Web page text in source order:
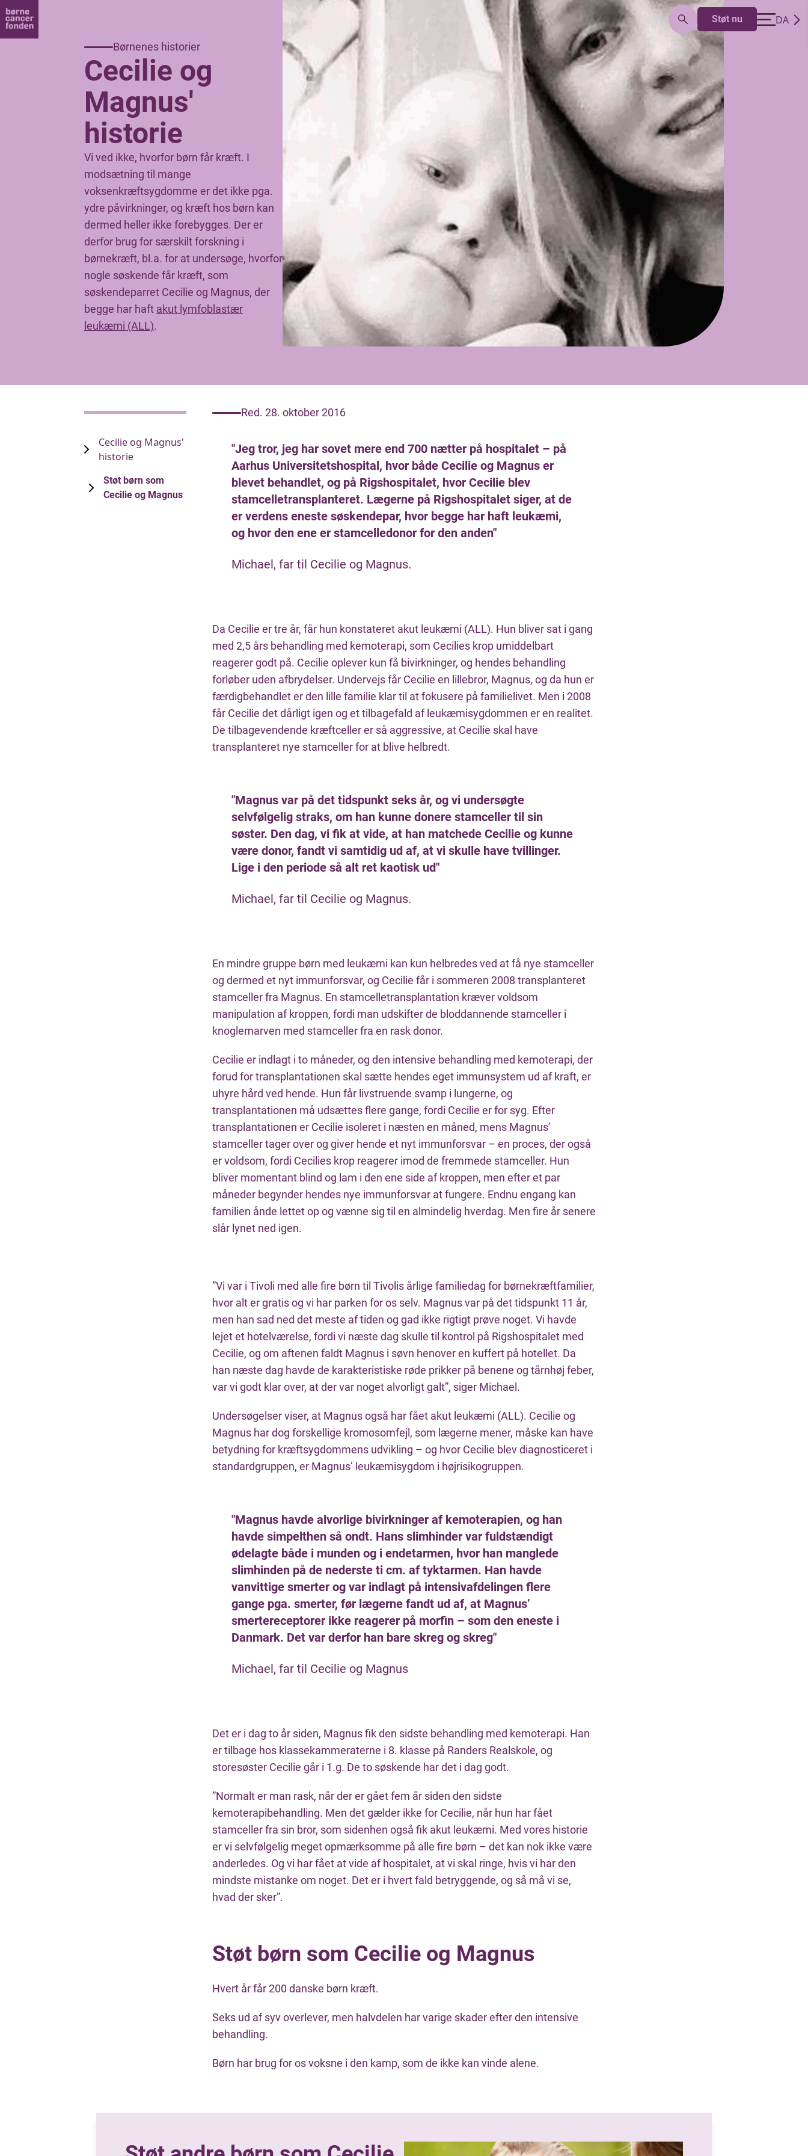
Støt nu
DA
Børnenes historier
Cecilie og
Magnus'
historie
Vi ved ikke, hvorfor børn får kræft. I
modsætning til mange
voksenkræftsygdomme er det ikke pga.
ydre påvirkninger, og kræft hos børn kan
dermed heller ikke forebygges. Der er
derfor brug for særskilt forskning i
børnekræft, bl.a. for at undersøge, hvorfor
nogle søskende får kræft, som
søskendeparret Cecilie og Magnus, der
begge har haft akut lymfoblastær
leukæmi (ALL).
Cecilie og Magnus'
historie
Støt børn som
Cecilie og Magnus
Red. 28. oktober 2016
"Jeg tror, jeg har sovet mere end 700 nætter på hospitalet – på
Aarhus Universitetshospital, hvor både Cecilie og Magnus er
blevet behandlet, og på Rigshospitalet, hvor Cecilie blev
stamcelletransplanteret. Lægerne på Rigshospitalet siger, at de
er verdens eneste søskendepar, hvor begge har haft leukæmi,
og hvor den ene er stamcelledonor for den anden"
Michael, far til Cecilie og Magnus.
Da Cecilie er tre år, får hun konstateret akut leukæmi (ALL). Hun bliver sat i gang
med 2,5 års behandling med kemoterapi, som Cecilies krop umiddelbart
reagerer godt på. Cecilie oplever kun få bivirkninger, og hendes behandling
forløber uden afbrydelser. Undervejs får Cecilie en lillebror, Magnus, og da hun er
færdigbehandlet er den lille familie klar til at fokusere på familielivet. Men i 2008
får Cecilie det dårligt igen og et tilbagefald af leukæmisygdommen er en realitet.
De tilbagevendende kræftceller er så aggressive, at Cecilie skal have
transplanteret nye stamceller for at blive helbredt.
"Magnus var på det tidspunkt seks år, og vi undersøgte
selvfølgelig straks, om han kunne donere stamceller til sin
søster. Den dag, vi fik at vide, at han matchede Cecilie og kunne
være donor, fandt vi samtidig ud af, at vi skulle have tvillinger.
Lige i den periode så alt ret kaotisk ud"
Michael, far til Cecilie og Magnus.
En mindre gruppe børn med leukæmi kan kun helbredes ved at få nye stamceller
og dermed et nyt immunforsvar, og Cecilie får i sommeren 2008 transplanteret
stamceller fra Magnus. En stamcelletransplantation kræver voldsom
manipulation af kroppen, fordi man udskifter de bloddannende stamceller i
knoglemarven med stamceller fra en rask donor.
Cecilie er indlagt i to måneder, og den intensive behandling med kemoterapi, der
forud for transplantationen skal sætte hendes eget immunsystem ud af kraft, er
uhyre hård ved hende. Hun får livstruende svamp i lungerne, og
transplantationen må udsættes flere gange, fordi Cecilie er for syg. Efter
transplantationen er Cecilie isoleret i næsten en måned, mens Magnus’
stamceller tager over og giver hende et nyt immunforsvar – en proces, der også
er voldsom, fordi Cecilies krop reagerer imod de fremmede stamceller. Hun
bliver momentant blind og lam i den ene side af kroppen, men efter et par
måneder begynder hendes nye immunforsvar at fungere. Endnu engang kan
familien ånde lettet op og vænne sig til en almindelig hverdag. Men fire år senere
slår lynet ned igen.
”Vi var i Tivoli med alle fire børn til Tivolis årlige familiedag for børnekræftfamilier,
hvor alt er gratis og vi har parken for os selv. Magnus var på det tidspunkt 11 år,
men han sad ned det meste af tiden og gad ikke rigtigt prøve noget. Vi havde
lejet et hotelværelse, fordi vi næste dag skulle til kontrol på Rigshospitalet med
Cecilie, og om aftenen faldt Magnus i søvn henover en kuffert på hotellet. Da
han næste dag havde de karakteristiske røde prikker på benene og tårnhøj feber,
var vi godt klar over, at der var noget alvorligt galt”, siger Michael.
Undersøgelser viser, at Magnus også har fået akut leukæmi (ALL). Cecilie og
Magnus har dog forskellige kromosomfejl, som lægerne mener, måske kan have
betydning for kræftsygdommens udvikling – og hvor Cecilie blev diagnosticeret i
standardgruppen, er Magnus’ leukæmisygdom i højrisikogruppen.
"Magnus havde alvorlige bivirkninger af kemoterapien, og han
havde simpelthen så ondt. Hans slimhinder var fuldstændigt
ødelagte både i munden og i endetarmen, hvor han manglede
slimhinden på de nederste ti cm. af tyktarmen. Han havde
vanvittige smerter og var indlagt på intensivafdelingen flere
gange pga. smerter, før lægerne fandt ud af, at Magnus’
smertereceptorer ikke reagerer på morfin – som den eneste i
Danmark. Det var derfor han bare skreg og skreg"
Michael, far til Cecilie og Magnus
Det er i dag to år siden, Magnus fik den sidste behandling med kemoterapi. Han
er tilbage hos klassekammeraterne i 8. klasse på Randers Realskole, og
storesøster Cecilie går i 1.g. De to søskende har det i dag godt.
”Normalt er man rask, når der er gået fem år siden den sidste
kemoterapibehandling. Men det gælder ikke for Cecilie, når hun har fået
stamceller fra sin bror, som sidenhen også fik akut leukæmi. Med vores historie
er vi selvfølgelig meget opmærksomme på alle fire børn – det kan nok ikke være
anderledes. Og vi har fået at vide af hospitalet, at vi skal ringe, hvis vi har den
mindste mistanke om noget. Det er i hvert fald betryggende, og så må vi se,
hvad der sker”.
Støt børn som Cecilie og Magnus
Hvert år får 200 danske børn kræft.
Seks ud af syv overlever, men halvdelen har varige skader efter den intensive
behandling.
Børn har brug for os voksne i den kamp, som de ikke kan vinde alene.